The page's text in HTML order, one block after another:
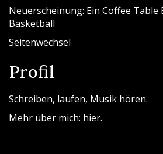
Neuerscheinung: Ein Coffee
Basketball
Seitenwechsel
Profil
Schreiben, laufen, Musik hören.
Mehr über mich: hier.